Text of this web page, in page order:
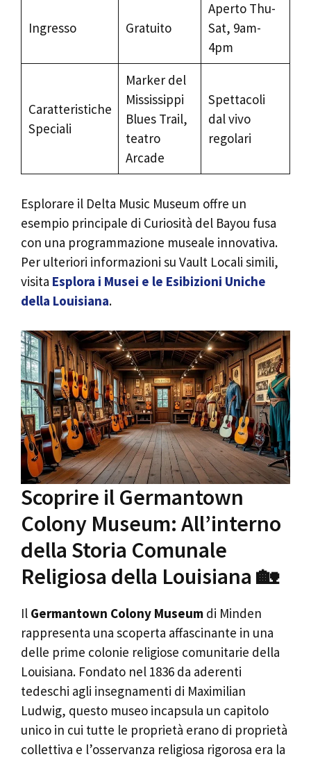
Ingresso Gratuito
Aperto Thu-
Sat, 9am-
4pm
Caratteristiche
Speciali
Marker del
Mississippi
Blues Trail,
teatro
Arcade
Spettacoli
dal vivo
regolari
Esplorare il Delta Music Museum offre un
esempio principale di Curiosità del Bayou fusa
con una programmazione museale innovativa.
Per ulteriori informazioni su Vault Locali simili,
visita Esplora i Musei e le Esibizioni Uniche
della Louisiana.
Scoprire il Germantown
Colony Museum: All’interno
della Storia Comunale
Religiosa della Louisiana 🏡
Il Germantown Colony Museum di Minden
rappresenta una scoperta affascinante in una
delle prime colonie religiose comunitarie della
Louisiana. Fondato nel 1836 da aderenti
tedeschi agli insegnamenti di Maximilian
Ludwig, questo museo incapsula un capitolo
unico in cui tutte le proprietà erano di proprietà
collettiva e l’osservanza religiosa rigorosa era la